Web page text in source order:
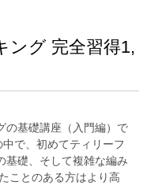
ング 完全習得1,
の基礎講座（入門編）で
で、初めてティリーフ
基礎、そして複雑な編み
ことのある方はより高